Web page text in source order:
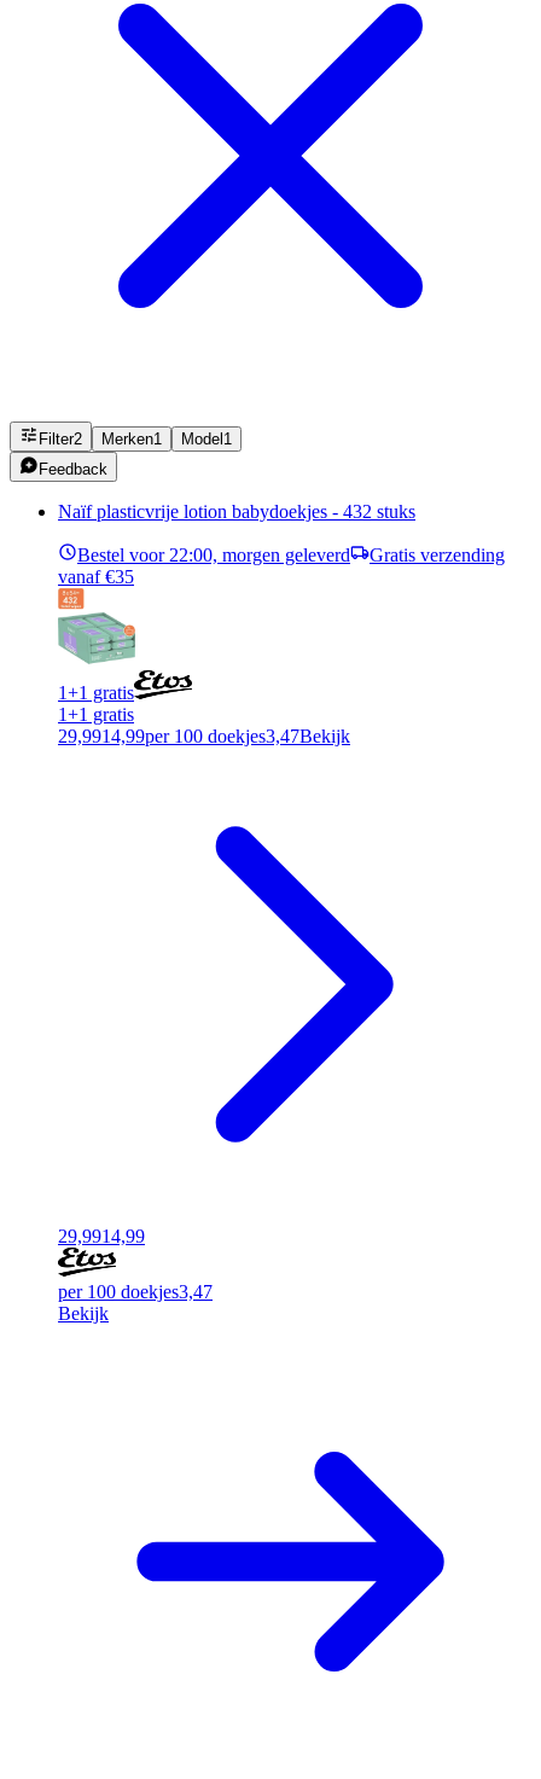
Filter2 Merken1 Model 1
Feedback
Naïf plasticvrije lotion babydoekjes - 432 stuks
Bestel voor 22:00, morgen geleverd
Gratis verzending
vanaf €35
1+1 gratis
1+1 gratis
29,9914,99per 100 doekjes3,47Bekijk
29,9914,99
per 100 doekjes3,47
Bekijk